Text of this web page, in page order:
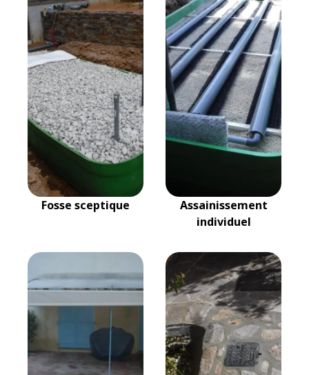
Fosse sceptique
Assainissement
individuel